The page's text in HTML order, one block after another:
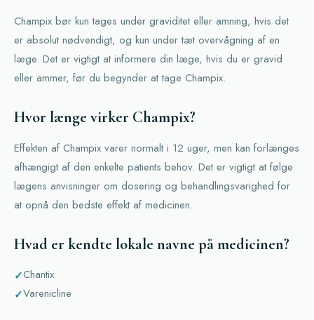
Champix bør kun tages under graviditet eller amning, hvis det
er absolut nødvendigt, og kun under tæt overvågning af en
læge. Det er vigtigt at informere din læge, hvis du er gravid
eller ammer, før du begynder at tage Champix.
Hvor længe virker Champix?
Effekten af Champix varer normalt i 12 uger, men kan forlænges
afhængigt af den enkelte patients behov. Det er vigtigt at følge
lægens anvisninger om dosering og behandlingsvarighed for
at opnå den bedste effekt af medicinen.
Hvad er kendte lokale navne på medicinen?
Chantix
Varenicline